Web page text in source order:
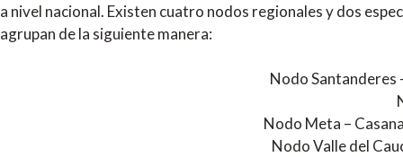
a nivel nacional. Existen cuatro nodos regionales y dos
agrupan de la siguiente manera:
Nodo Santanderes
Nodo Meta –
Nodo Valle del